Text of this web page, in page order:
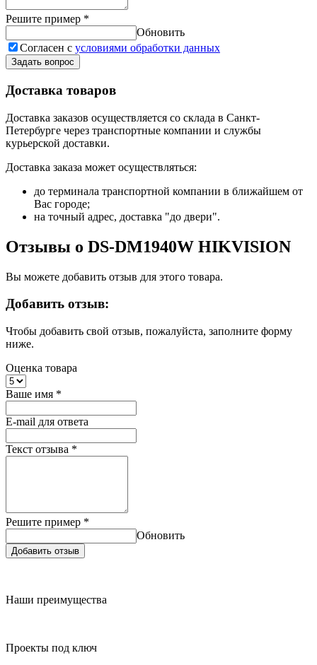
Решите пример *
Обновить
Согласен с условиями обработки данных
Задать вопрос
Доставка товаров
Доставка заказов осуществляется со склада в Санкт-
Петербурге через транспортные компании и службы
курьерской доставки.
Доставка заказа может осуществляться:
до терминала транспортной компании в ближайшем от
Вас городе;
на точный адрес, доставка "до двери".
Отзывы о DS-DM1940W HIKVISION
Вы можете добавить отзыв для этого товара.
Добавить отзыв:
Чтобы добавить свой отзыв, пожалуйста, заполните форму
ниже.
Оценка товара
Ваше имя *
E-mail для ответа
Текст отзыва *
Решите пример *
Обновить
Добавить отзыв
Наши преимущества
Проекты под ключ